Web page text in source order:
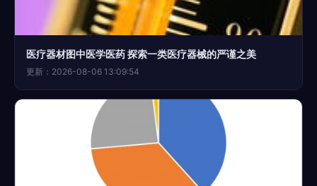
医疗器材图中医学医药 探索一类医疗器械的严谨之美
更新：2026-08-06 13:09:54